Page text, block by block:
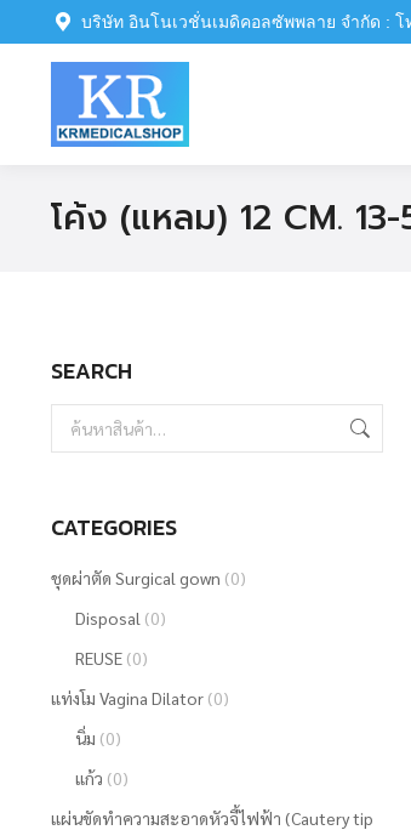
บริษัท อินโนเวชั่นเมดิคอลซัพพลาย จำกัด : โ
โค้ง (แหลม) 12 CM.
SEARCH
CATEGORIES
ชุดผ่าตัด Surgical gown (0)
Disposal (0)
REUSE (0)
แท่งโม Vagina Dilator (0)
นิ่ม (0)
แก้ว (0)
แผ่นขัดทำความสะอาดหัวจี้ไฟฟ้า (Cautery tip